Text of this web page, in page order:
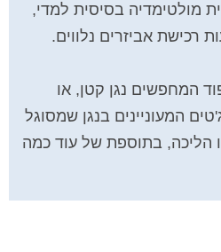
מולטימדיה בסיסית למדי,
אביזרים נלווים.
המחפשים נגן קטן, או
המעוניינים בנגן שמסוגל
הליכה, בתוספת של עוד כמה